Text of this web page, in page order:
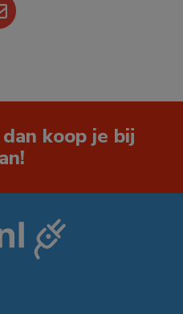
koop je bij